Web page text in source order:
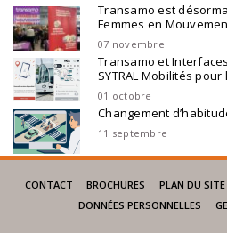
Transamo est
Femmes en
07 novembre
Transamo et
SYTRAL Mobilités
01 octobre
Changement
11 septembre
CONTACT BROCHURES PLAN DU SITE
DONNÉES PERSONNELLES